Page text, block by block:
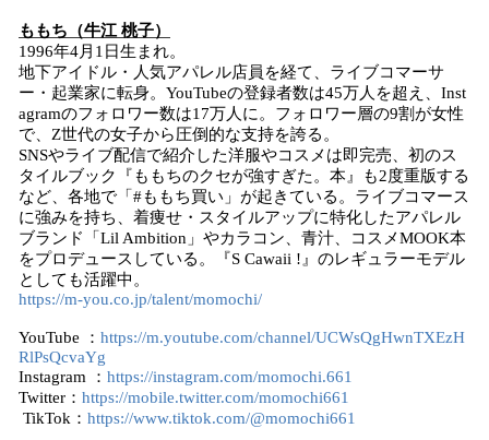
ももち（牛江 桃子）
1996年4月1日生まれ。
地下アイドル・人気アパレル店員を経て、ライブコマーサ
ー・起業家に転身。YouTubeの登録者数は45万人を超え、Inst
agramのフォロワー数は17万人に。フォロワー層の9割が女性
で、Z世代の女子から圧倒的な支持を誇る。
SNSやライブ配信で紹介した洋服やコスメは即完売、初のス
タイルブック『ももちのクセが強すぎた。本』も2度重版する
など、各地で「#ももち買い」が起きている。ライブコマース
に強みを持ち、着痩せ・スタイルアップに特化したアパレル
ブランド「Lil Ambition」やカラコン、青汁、コスメMOOK本
をプロデュースしている。『S Cawaii !』のレギュラーモデル
としても活躍中。
https://m-you.co.jp/talent/momochi/
YouTube ： https://m.youtube.com/channel/UCWsQgHwnTXEzH
RlPsQcvaYg
Instagram ： https://instagram.com/momochi.661
Twitter： https://mobile.twitter.com/momochi661
TikTok： https://www.tiktok.com/@momochi661